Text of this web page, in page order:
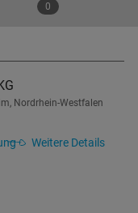
0
Nordrhein-Westfalen
Weitere Details